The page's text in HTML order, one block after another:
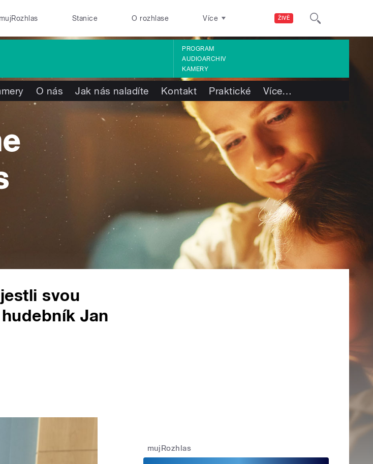
ŽIVĚ
mujRozhlas Stanice O rozhlase Více
PROGRAM
AUDIOARCHIV
KAMERY
O nás Jak nás naladíte Kontakt Praktické Více…
svou
Jan
mujRozhlas